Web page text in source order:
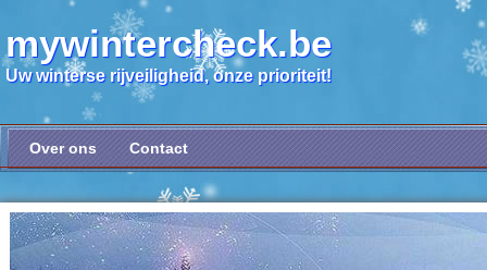
mywintercheck.be
Uw winterse rijveiligheid, onze prioriteit!
Over ons Contact